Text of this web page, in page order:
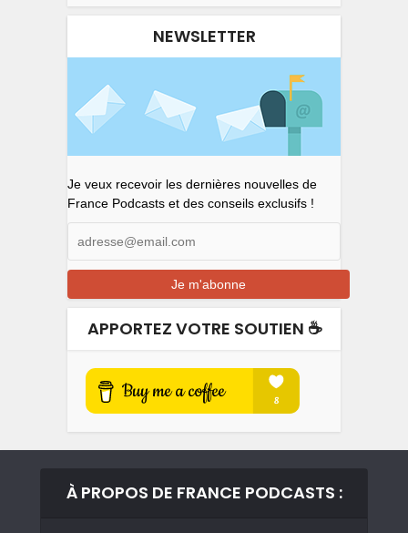
NEWSLETTER
Je veux recevoir les dernières nouvelles de
France Podcasts et des conseils exclusifs !
APPORTEZ VOTRE SOUTIEN ☕️
À PROPOS DE FRANCE PODCASTS :